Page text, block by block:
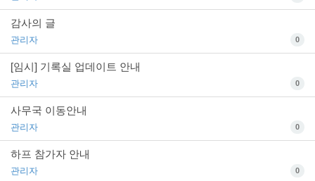
감사의 글
관리자 0
[임시] 기록실 업데이트 안내
관리자 0
사무국 이동안내
관리자 0
하프 참가자 안내
관리자 0